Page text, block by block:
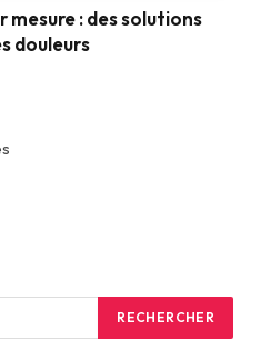
mesure : des solutions
douleurs